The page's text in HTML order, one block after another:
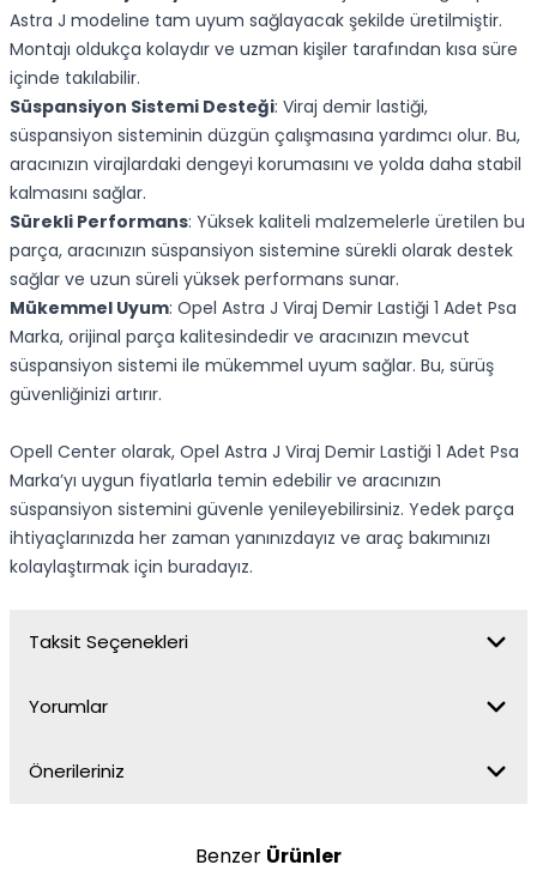
Astra J modeline tam uyum sağlayacak şekilde üretilmiştir.
Montajı oldukça kolaydır ve uzman kişiler tarafından kısa süre
içinde takılabilir.
Süspansiyon Sistemi Desteği: Viraj demir lastiği,
süspansiyon sisteminin düzgün çalışmasına yardımcı olur. Bu,
aracınızın virajlardaki dengeyi korumasını ve yolda daha stabil
kalmasını sağlar.
Sürekli Performans: Yüksek kaliteli malzemelerle üretilen bu
parça, aracınızın süspansiyon sistemine sürekli olarak destek
sağlar ve uzun süreli yüksek performans sunar.
Mükemmel Uyum: Opel Astra J Viraj Demir Lastiği 1 Adet Psa
Marka, orijinal parça kalitesindedir ve aracınızın mevcut
süspansiyon sistemi ile mükemmel uyum sağlar. Bu, sürüş
güvenliğinizi artırır.
Opell Center olarak, Opel Astra J Viraj Demir Lastiği 1 Adet Psa
Marka’yı uygun fiyatlarla temin edebilir ve aracınızın
süspansiyon sistemini güvenle yenileyebilirsiniz. Yedek parça
ihtiyaçlarınızda her zaman yanınızdayız ve araç bakımınızı
kolaylaştırmak için buradayız.
Taksit Seçenekleri
Yorumlar
Önerileriniz
Benzer Ürünler